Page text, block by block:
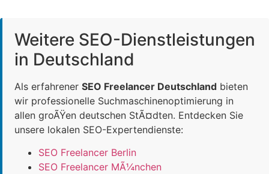
Weitere SEO-Dienstleistungen
in Deutschland
Als erfahrener SEO Freelancer Deutschland bieten
wir professionelle Suchmaschinenoptimierung in
allen groÃŸen deutschen StÃ¤dten. Entdecken Sie
unsere lokalen SEO-Expertendienste:
SEO Freelancer Berlin
SEO Freelancer MÃ¼nchen